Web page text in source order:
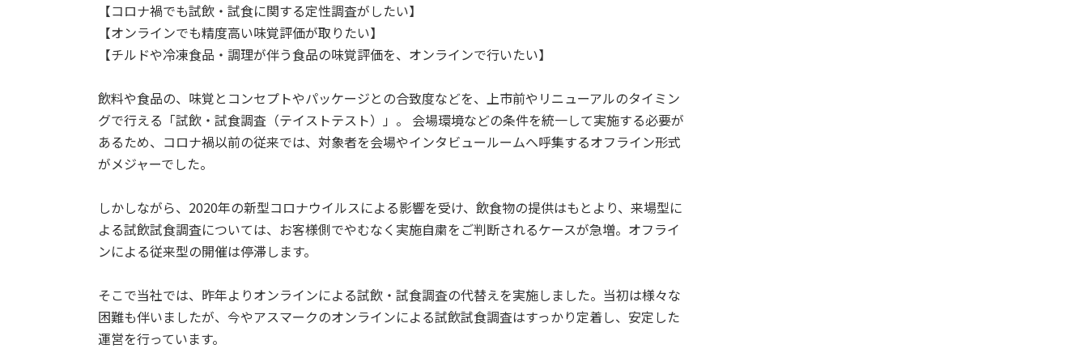
【コロナ禍でも試飲・試食に関する定性調査がしたい】
【オンラインでも精度高い味覚評価が取りたい】
【チルドや冷凍食品・調理が伴う食品の味覚評価を、オンラインで行いたい】
飲料や食品の、味覚とコンセプトやパッケージとの合致度などを、上市前やリニューアルのタイミン
グで行える「試飲・試食調査（テイストテスト）」。 会場環境などの条件を統一して実施する必要が
あるため、コロナ禍以前の従来では、対象者を会場やインタビュールームへ呼集するオフライン形式
がメジャーでした。
しかしながら、2020年の新型コロナウイルスによる影響を受け、飲食物の提供はもとより、来場型に
よる試飲試食調査については、お客様側でやむなく実施自粛をご判断されるケースが急増。オフライ
ンによる従来型の開催は停滞します。
そこで当社では、昨年よりオンラインによる試飲・試食調査の代替えを実施しました。当初は様々な
困難も伴いましたが、今やアスマークのオンラインによる試飲試食調査はすっかり定着し、安定した
運営を行っています。